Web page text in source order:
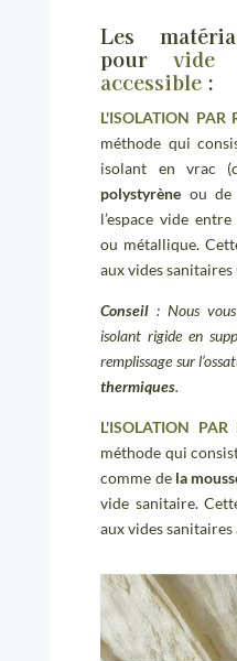
Les
pour vide
accessible :
L'ISOLATION PAR
méthode qui
isolant en vrac
polystyrène ou de
l’espace vide
ou métallique.
aux vides sanitaires
Conseil: Nous
isolant rigide en
remplissage sur
thermiques.
L'ISOLATION PAR
méthode qui
comme de la
vide sanitaire.
aux vides